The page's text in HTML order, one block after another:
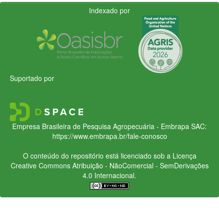
Indexado por
Suportado por
Empresa Brasileira de Pesquisa Agropecuária - Embrapa SAC:
https://www.embrapa.br/fale-conosco
O conteúdo do repositório está licenciado sob a Licença
Creative CommonsAtribuição - NãoComercial - SemDerivações
4.0 Internacional.